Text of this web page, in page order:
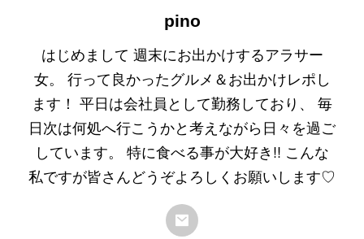
pino
はじめまして 週末にお出かけするアラサー
女。 行って良かったグルメ＆お出かけレポし
ます！ 平日は会社員として勤務しており、 毎
日次は何処へ行こうかと考えながら日々を過ご
しています。 特に食べる事が大好き!! こんな
私ですが皆さんどうぞよろしくお願いします♡